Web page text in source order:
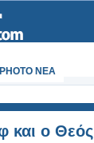
PHOTO NEA
και ο Θεός